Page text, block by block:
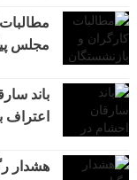
مجلس
باند
اعتراف به
هشدار